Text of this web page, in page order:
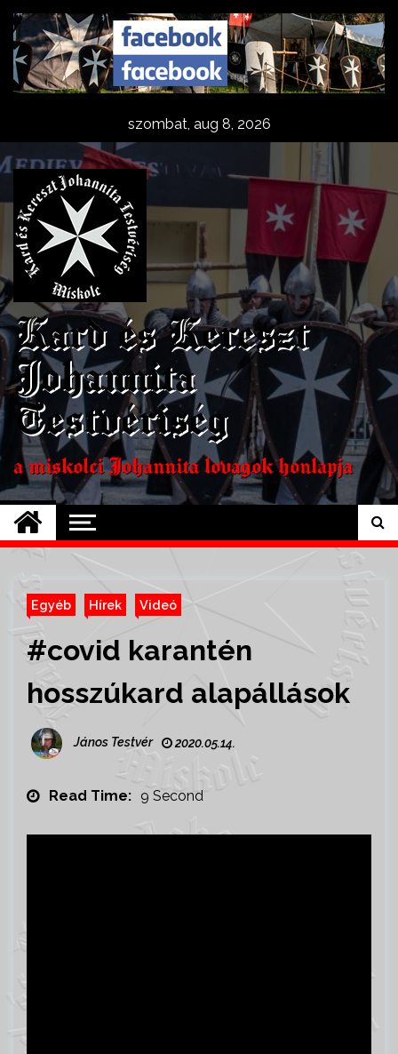
Skip
content
szombat, aug 8, 2026
Kard és Kereszt
Johannita
Testvériség
a miskolci Johannita lovagok honlapja
Egyéb Hírek Videó
#covid karantén
hosszúkard alapállások
János Testvér 2020.05.14.
Read Time: 9 Second